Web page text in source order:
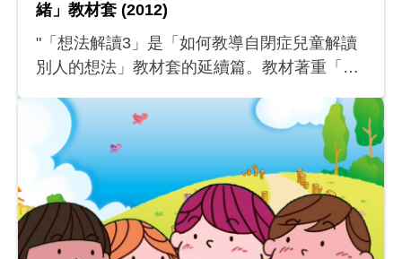
緒」教材套 (2012)
"「想法解讀3」是「如何教導自閉症兒童解讀
別人的想法」教材套的延續篇。教材著重「改
問題的合適方法，並加入角色扮演，希望學生
以第一身來感受主角及其他角色的情緒。